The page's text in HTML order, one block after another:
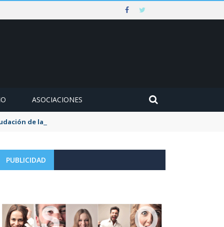
ASOCIACIONES
de la tasa de aguas y basuras
PUBLICIDAD